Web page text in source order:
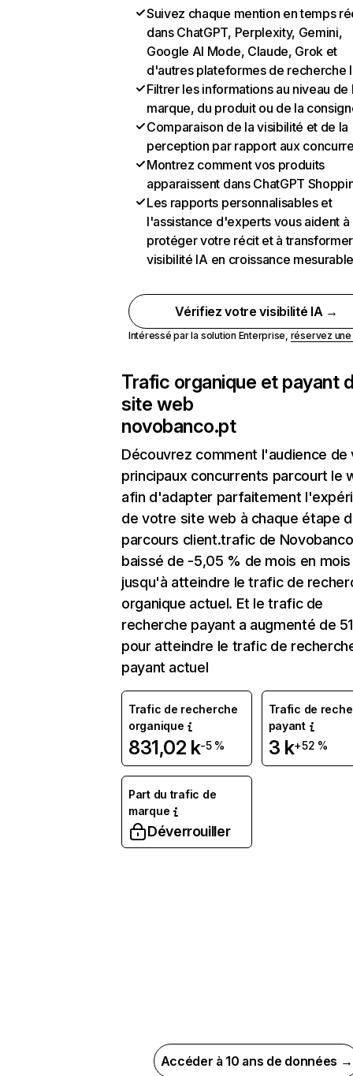
Suivez chaque mention en temps
dans ChatGPT, Perplexity, Gemini,
Google AI Mode, Claude, Grok et
d'autres plateformes de recherche
Filtrer les informations au niveau de
marque, du produit ou de la
Comparaison de la visibilité et de la
perception par rapport aux
Montrez comment vos produits
apparaissent dans ChatGPT
Les rapports personnalisables et
l'assistance d'experts vous aident à
protéger votre récit et à
visibilité IA en croissance
Vérifiez votre visibilité IA →
Intéressé par la solution Enterprise, réservez
Trafic organique et payant
site web
novobanco.pt
Découvrez comment l'audience de
principaux concurrents parcourt le
afin d'adapter parfaitement
de votre site web à chaque étape
parcours client.trafic de
baissé de -5,05 % de mois en mois
jusqu'à atteindre le trafic de
organique actuel. Et le trafic de
recherche payant a augmenté de
pour atteindre le trafic de
payant actuel
Trafic de recherche
organique
831,02 k-5 %
Trafic de
payant
3 k+52 %
Part du trafic de
marque
Déverrouiller
Accéder à 10 ans de données →